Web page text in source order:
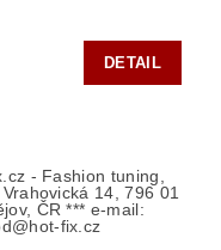
DETAIL
- Fashion tuning,
14, 796 01
ČR *** e-mail:
fix.cz